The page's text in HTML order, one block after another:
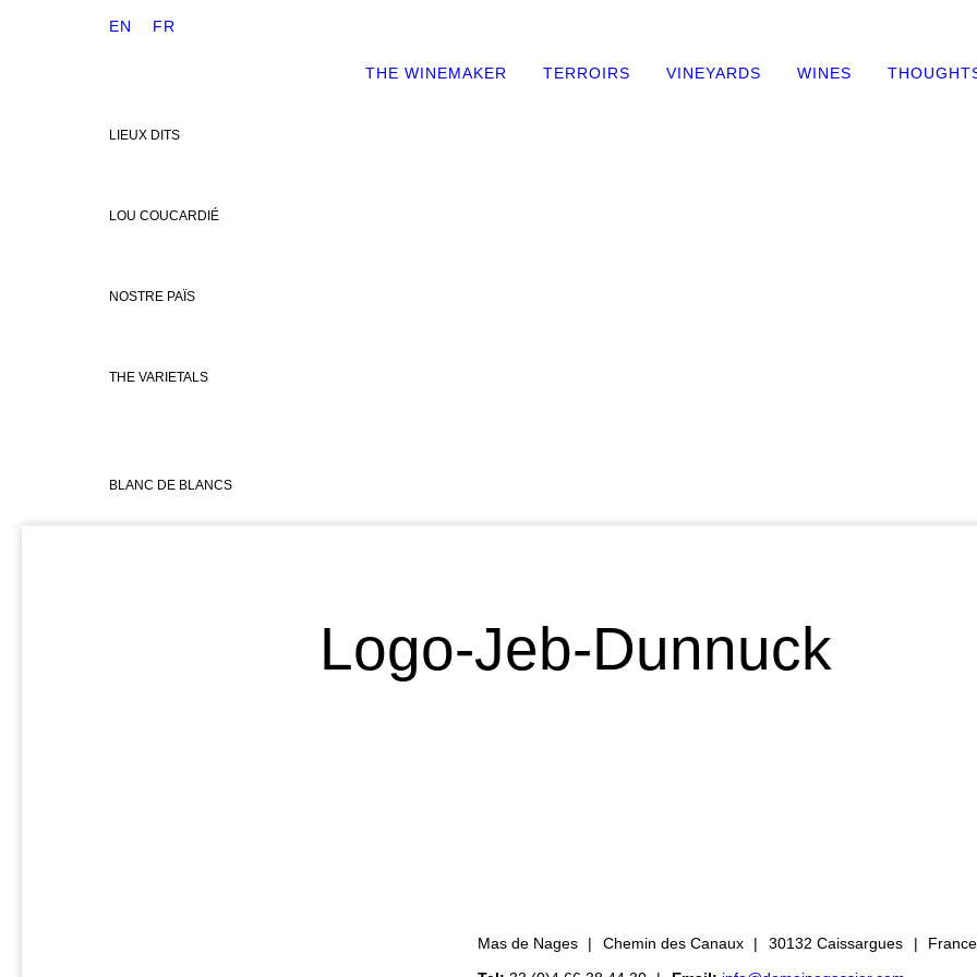
EN FR
THE WINEMAKER TERROIRS VINEYARDS WINES
LIEUX DITS
LOU COUCARDIÉ
NOSTRE PAÏS
THE VARIETALS
BLANC DE BLANCS
Logo-Jeb-Dunnuck
Mas de Nages Chemin des Canaux 30132 Caissargues
France